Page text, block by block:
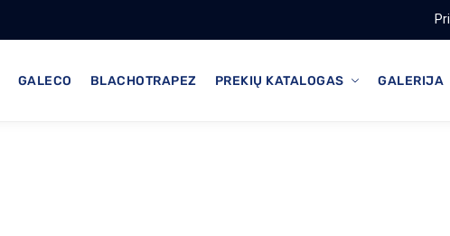
GALECO BLACHOTRAPEZ PREKIŲ KATALOGAS GALERIJA